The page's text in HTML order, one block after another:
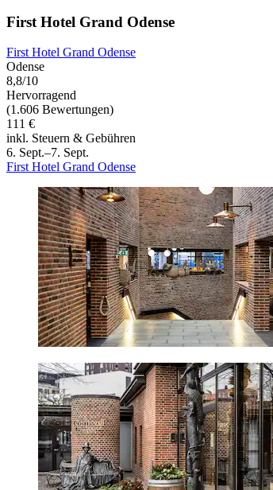
First Hotel Grand Odense
First Hotel Grand Odense
Odense
8,8/10
Hervorragend
(1.606 Bewertungen)
111 €
inkl. Steuern & Gebühren
6. Sept.–7. Sept.
First Hotel Grand Odense